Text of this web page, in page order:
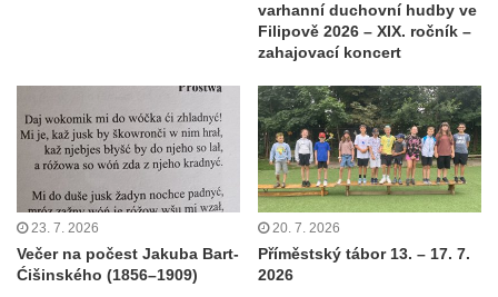
varhanní duchovní hudby ve
Filipově 2026 – XIX. ročník –
zahajovací koncert
23. 7. 2026
Večer na počest Jakuba Bart-
Ćišinského (1856–1909)
20. 7. 2026
Příměstský tábor 13. – 17. 7.
2026